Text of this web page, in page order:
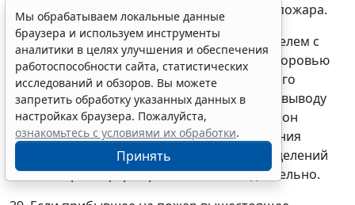
отменять его распоряжения при тушении пожара.
В случае обнаружения летчиком-наблюдателем с
борта воздушного судна угрозы жизни и здоровью
работников, участвующих в тушении лесного
пожара, указания летчика-наблюдателя по выводу
сил и средств пожаротушения из опасных зон
пожара выполняются руководителем тушения
лесного пожара и руководителями подразделений
лесопожарных формирований незамедлительно.
Мы обрабатываем локальные данные
браузера и используем инструменты
аналитики в целях улучшения и обеспечения
работоспособности сайта, статистических
исследований и обзоров. Вы можете
запретить обработку указанных данных в
настройках браузера. Пожалуйста,
ознакомьтесь с условиями их обработки.
Принять